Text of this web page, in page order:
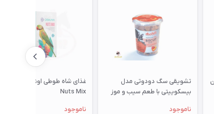
تشویقی سگ دودوتی مدل
بیسکوییتی با طعم سیب و موز
ناموجود
غذای شاه طوطی اوشکایا مدل
Nuts Mix
ناموجود